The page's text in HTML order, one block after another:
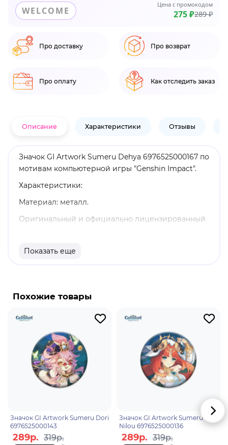
WELCOME
Цена с промокодом
275 ₽289 ₽
Про доставку Про возврат
Про оплату Как отследить заказ
Описание Характеристики Отзывы
Значок GI Artwork Sumeru Dehya 6976525000167 по
мотивам компьютерной игры "Genshin Impact".
Характеристики:
Материал: металл.
Оригинальный и официально лицензированный
Бренд: Genshin Impact.
Элементальный навык позволяет Дэхье создавать
сопротивление прерыванию персонажей,
находящихся в его области, а также принимает на
себя часть полученного ими урона. Когда
противники, находящиеся в области Огненного
узилища, получают урон, она совершает
совместную атаку и наносит Пиро урон.
Показать еще
Похожие товары
Значок GI Artwork Sumeru Dori
6976525000143
289р. 319р.
Значок GI Artwork Sumeru
Nilou 6976525000136
289р. 319р.